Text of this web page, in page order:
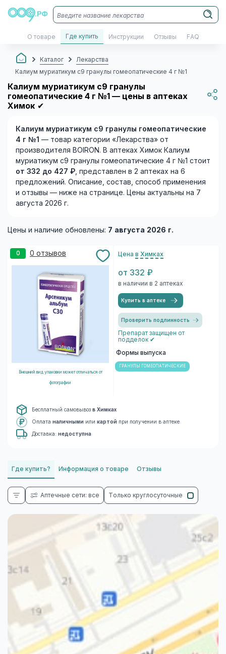
О товаре Где купить Инструкции Отзывы FAQ
Каталог
Лекарства
Калиум муриатикум c9 гранулы гомеопатические 4 г №1
Калиум муриатикум c9 гранулы
гомеопатические 4 г №1 — цены в аптеках
Химок ✔
Калиум муриатикум c9 гранулы гомеопатические
4 г №1 — товар категории «Лекарства» от
производителя BOIRON. В аптеках Химок Калиум
муриатикум c9 гранулы гомеопатические 4 г №1 стоит
от 332 до 427 ₽, представлен в 2 аптеках на 6
предложений. Описание, состав, способ применения
и отзывы — ниже на странице. Цены актуальны на 7
августа 2026 г.
Цены и наличие обновлены: 7 августа 2026 г.
0 0 отзывов
Внешний вид упаковки может отличаться от
фотографии
Цена в Химках
от 332 ₽
в наличии в 2 аптеках
Купить в аптеке
Проверить подлинность
Препарат защищен от
подделок ✔
Формы выпуска
ГРАНУЛЫ ГОМЕОПАТИЧЕСКИЕ
Бесплатный самовывоз в Химках
Оплата наличными или картой при получении в аптеке
Доставка: недоступна
Где купить? Информация о товаре Отзывы
Аптечные сети: все Только круглосуточные